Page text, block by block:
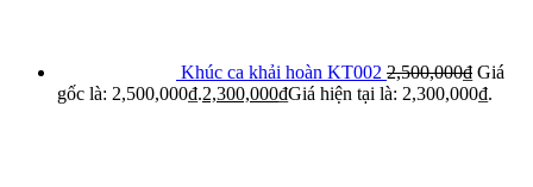
Khúc ca khải hoàn KT002 2,500,000₫ Giá
gốc là: 2,500,000₫.2,300,000₫Giá hiện tại là: 2,300,000₫.